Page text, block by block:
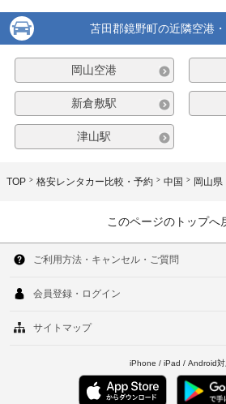
苫田郡鏡野町の近隣空港
岡山空港
新倉敷駅
津山駅
TOP 格安レンタカー比較・予約 中国 岡山県
このページのトップへ